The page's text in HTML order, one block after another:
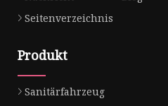
Seitenverzeichnis
Produkt
Sanitärfahrzeug